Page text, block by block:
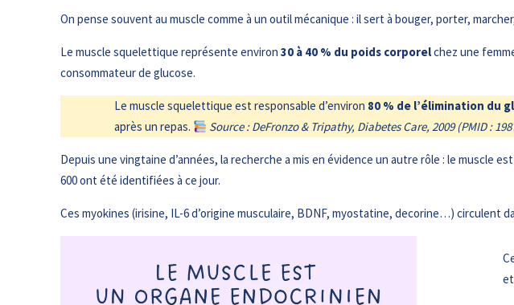
On pense souvent au muscle comme à un outil mécanique : il sert à bouger, porter,
Le muscle squelettique représente environ30 à 40 % du poids corporelchez une
consommateur de glucose.
Le muscle squelettique est responsable d’environ 80 % de l’élimination du
après un repas.
Source : DeFronzo & Tripathy, Diabetes Care, 2009 (PMID :
Depuis une vingtaine d’années, la recherche a mis en évidence un autre rôle : le muscle
600 ont été identifiées à ce jour.
Ces myokines (irisine, IL-6 d’origine musculaire, BDNF, myostatine, decorine…) circulent